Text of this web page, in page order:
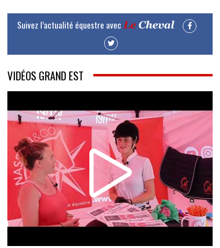
Suivez l’actualité équestre avec
VIDÉOS GRAND EST